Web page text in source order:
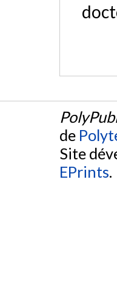
de
Site
EPrints.